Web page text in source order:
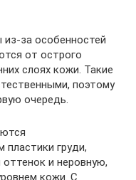
за особенностей
от острого
слоях кожи. Такие
поэтому
очередь.
груди,
и неровную,
кожи. С